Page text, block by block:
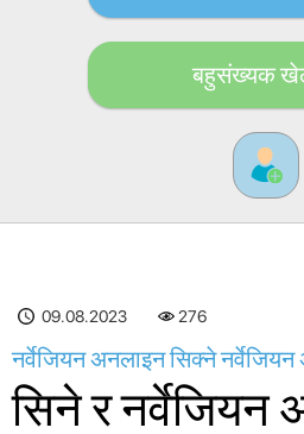
बहुसंख्यक
09.08.2023 276
नर्वेजियन अनलाइन सिक्ने
सिने र